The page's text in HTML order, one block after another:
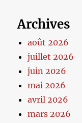
Archives
août 2026
juillet 2026
juin 2026
mai 2026
avril 2026
mars 2026